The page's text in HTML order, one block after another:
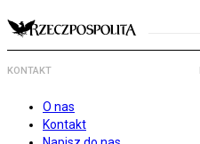
KONTAKT
O nas
Kontakt